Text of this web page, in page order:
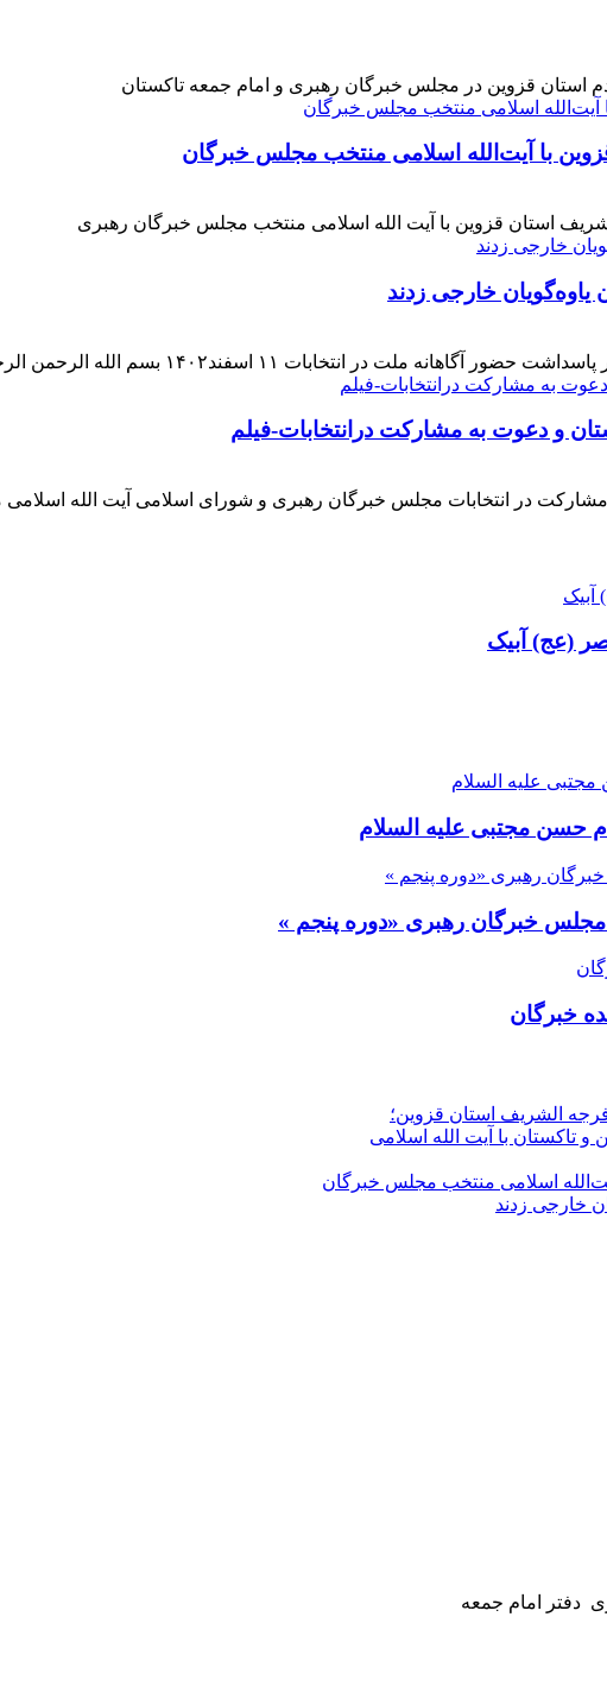
استان قزوین در مجلس خبرگان رهبری و امام جمعه تاکستان
با آیت‌الله‌ اسلامی منتخب مجلس‌ خبرگان
استان قزوین با آیت الله اسلامی منتخب مجلس خبرگان رهبری
خارجی زدند
۱۱ اسفند۱۴۰۲ بسم الله الرحمن الرحیم بار دیگر حضور حماسی [ ... ]
و دعوت به مشارکت درانتخابات-فیلم
مشارکت در انتخابات مجلس خبرگان رهبری و شورای اسلامی آیت الله
(عج) آبیک
حسن مجتبی علیه السلام
خبرگان رهبری «دوره پنجم »
خبرگان
الشریف استان قزوین؛
تاکستان با آیت الله اسلامی
اسلامی منتخب مجلس‌ خبرگان
خارجی زدند
دفتر امام جمعه